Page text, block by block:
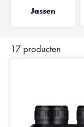
Jassen
17 producten